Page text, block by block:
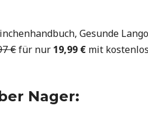
Gesunde
€für nur 19,99 € mit
Nager: